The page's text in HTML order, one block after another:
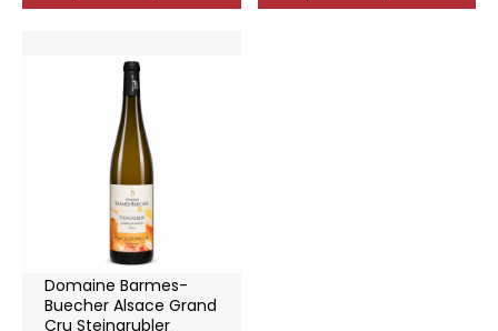
Domaine Barmes-
Buecher Alsace Grand
Cru Steingrubler